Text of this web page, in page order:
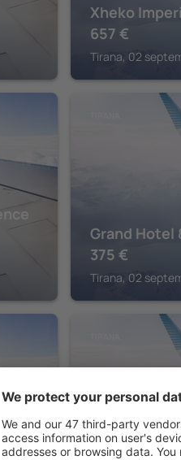
Xheko
657 €
Tirana, 02
Grand Hotel
375 €
Tirana, 02
Hotel Opera